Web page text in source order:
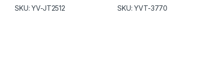
SKU: YV-JT2512 SKU: YVT-3770